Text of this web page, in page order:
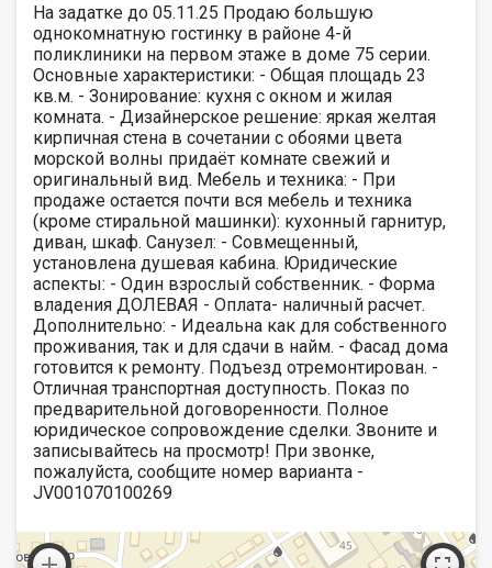
На задатке до 05.11.25 Продаю большую
однокомнатную гостинку в районе 4-й
поликлиники на первом этаже в доме 75 серии.
Основные характеристики: - Общая площадь 23
кв.м. - Зонирование: кухня с окном и жилая
комната. - Дизайнерское решение: яркая желтая
кирпичная стена в сочетании с обоями цвета
морской волны придаёт комнате свежий и
оригинальный вид. Мебель и техника: - При
продаже остается почти вся мебель и техника
(кроме стиральной машинки): кухонный гарнитур,
диван, шкаф. Санузел: - Совмещенный,
установлена душевая кабина. Юридические
аспекты: - Один взрослый собственник. - Форма
владения ДОЛЕВАЯ - Оплата- наличный расчет.
Дополнительно: - Идеальна как для собственного
проживания, так и для сдачи в найм. - Фасад дома
готовится к ремонту. Подъезд отремонтирован. -
Отличная транспортная доступность. Показ по
предварительной договоренности. Полное
юридическое сопровождение сделки. Звоните и
записывайтесь на просмотр! При звонке,
пожалуйста, сообщите номер варианта -
JV001070100269